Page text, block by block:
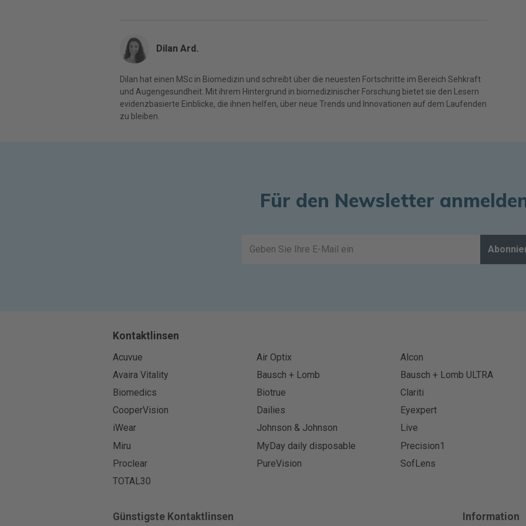
Dilan Ard.
Dilan hat einen MSc in Biomedizin und schreibt über die neuesten Fortschritte im Bereich Sehkraft
und Augengesundheit. Mit ihrem Hintergrund in biomedizinischer Forschung bietet sie den Lesern
evidenzbasierte Einblicke, die ihnen helfen, über neue Trends und Innovationen auf dem Laufenden
zu bleiben.
Für den Newsletter
Kontaktlinsen
Acuvue Air Optix Alcon
Avaira Vitality
Bausch + Lomb Bausch + Lomb ULTRA
Biomedics
Biotrue Clariti
CooperVision
Dailies Eyexpert
iWear
Johnson & Johnson Live
Miru
MyDay daily disposable Precision1
Proclear
PureVision SofLens
TOTAL30
Günstigste Kontaktlinsen Information